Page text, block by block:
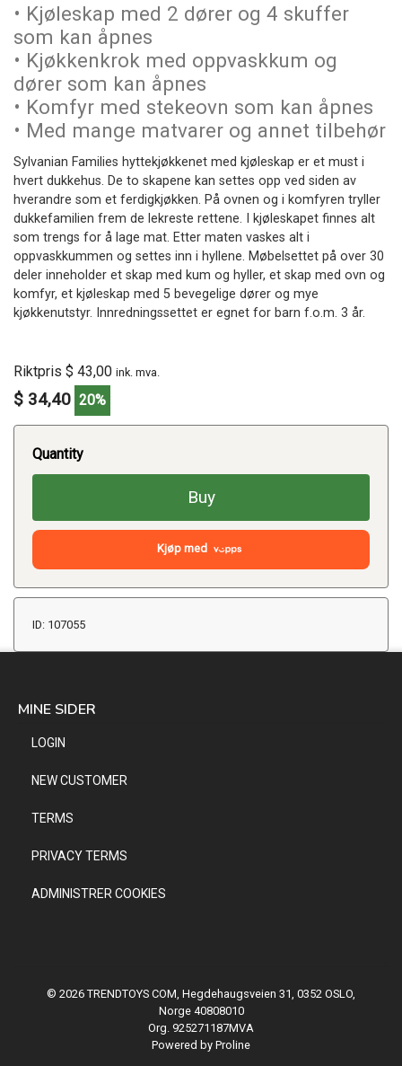
• Kjøleskap med 2 dører og 4 skuffer
som kan åpnes
• Kjøkkenkrok med oppvaskkum og
dører som kan åpnes
• Komfyr med stekeovn som kan åpnes
• Med mange matvarer og annet tilbehør
Sylvanian Families hyttekjøkkenet med kjøleskap er et must i
hvert dukkehus. De to skapene kan settes opp ved siden av
hverandre som et ferdigkjøkken. På ovnen og i komfyren tryller
dukkefamilien frem de lekreste rettene. I kjøleskapet finnes alt
som trengs for å lage mat. Etter maten vaskes alt i
oppvaskkummen og settes inn i hyllene. Møbelsettet på over 30
deler inneholder et skap med kum og hyller, et skap med ovn og
komfyr, et kjøleskap med 5 bevegelige dører og mye
kjøkkenutstyr. Innredningssettet er egnet for barn f.o.m. 3 år.
Riktpris $ 43,00 ink. mva.
$ 34,40 20%
Quantity
Buy
Kjøp med
ID: 107055
MINE SIDER
LOGIN
NEW CUSTOMER
TERMS
PRIVACY TERMS
ADMINISTRER COOKIES
© 2026 TRENDTOYS COM, Hegdehaugsveien 31, 0352 OSLO,
Norge 40808010
Org. 925271187MVA
Powered by Proline